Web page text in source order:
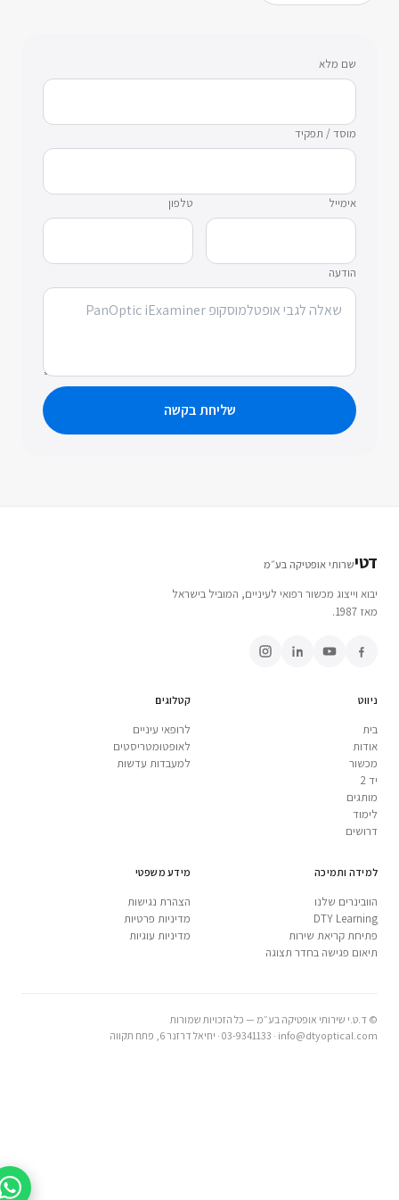
שם מלא
מוסד / תפקיד
אימייל טלפון
הודעה
שליחת בקשה
דטישרותי אופטיקה בע״מ
יבוא וייצוג מכשור רפואי לעיניים, המוביל בישראל
אודות
מכשור
מותגים
לימוד
דרושים
קטלוגים
לרופאי עיניים
לאופטומטריסטים
למעבדות עדשות
למידה ותמיכה
הוובינרים שלנו
DTY Learning
פתיחת קריאת שירות
תיאום פגישה בחדר תצוגה
מידע משפטי
הצהרת נגישות
מדיניות פרטיות
מדיניות עוגיות
© ד.ט.י שירותי אופטיקה בע״מ — כל הזכויות שמורות
info@dtyoptical.com
·
03-9341133
·יחיאל דרזנר 6, פתח תקווה